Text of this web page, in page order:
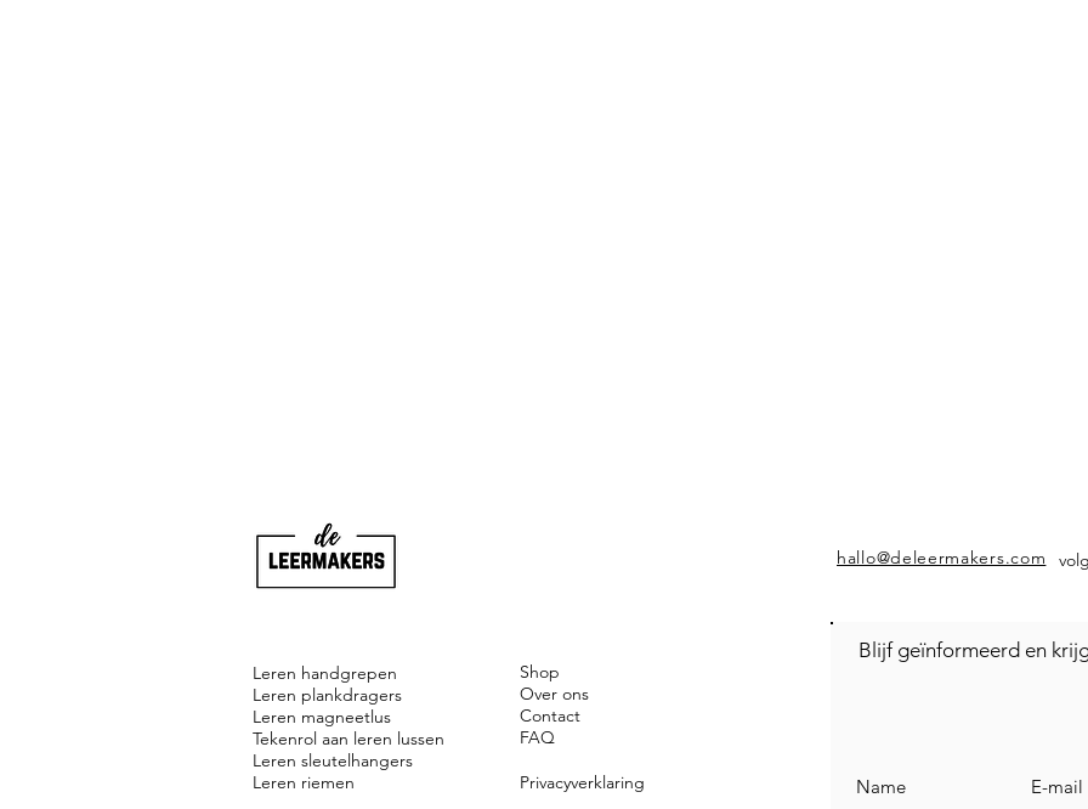
hallo@deleermakers.com
Blijf geïnformeerd en
Shop
Over ons
Contact
FAQ
Privacyverklaring
Leren handgrepen
Leren plankdragers
Leren magneetlus
Tekenrol aan leren lussen
Leren sleutelhangers
Leren riemen